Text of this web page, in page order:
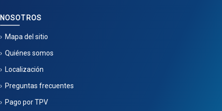
NOSOTROS
Mapa del sitio
Quiénes somos
Localización
Preguntas frecuentes
Pago por TPV